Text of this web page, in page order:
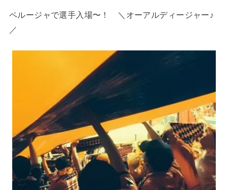
ペルージャで選手入場〜！ ＼オーアルディージャー♪
／